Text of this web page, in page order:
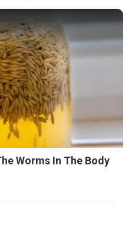
Worms In The Body